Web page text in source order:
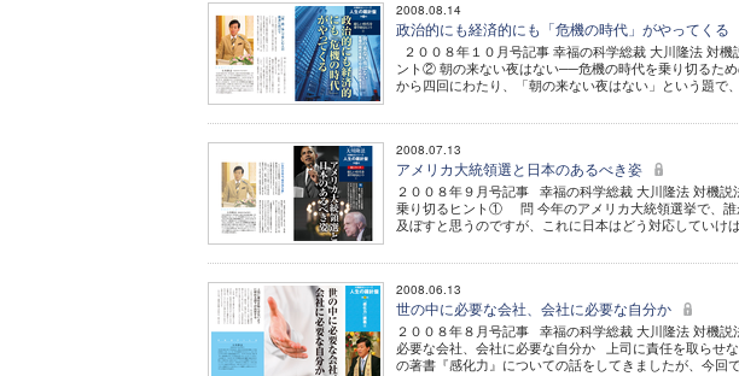
2008.08.14
政治的にも経済的にも「危機の時代」がやってくる
２００８年１０月号記事 幸福の科学総裁 大川隆法 対
ント② 朝の来ない夜はない──危機の時代を乗り切るた
から四回にわたり、「朝の来ない夜はない」という題で
2008.07.13
アメリカ大統領選と日本のあるべき姿
２００８年９月号記事 幸福の科学総裁 大川隆法 対機
乗り切るヒント① 問 今年のアメリカ大統領選挙で、誰
及ぼすと思うのですが、これに日本はどう対応していけ
2008.06.13
世の中に必要な会社、会社に必要な自分か
２００８年８月号記事 幸福の科学総裁 大川隆法 対機
必要な会社、会社に必要な自分か 上司に責任を取らせ
の著書『感化力』についての話をしてきましたが、今回